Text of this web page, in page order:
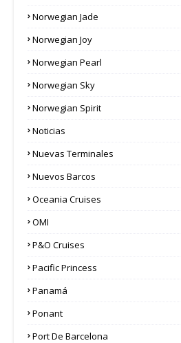
Norwegian Jade
Norwegian Joy
Norwegian Pearl
Norwegian Sky
Norwegian Spirit
Noticias
Nuevas Terminales
Nuevos Barcos
Oceania Cruises
OMI
P&O Cruises
Pacific Princess
Panamá
Ponant
Port De Barcelona